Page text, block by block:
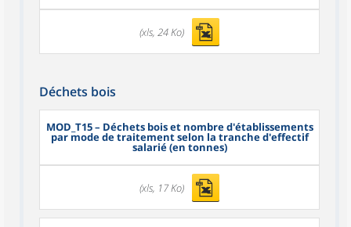
(xls, 24 Ko)
Déchets bois
MOD_T15– Déchets bois et nombre d'établissements
par mode de traitement selon la tranche d'effectif
salarié (en tonnes)
(xls, 17 Ko)